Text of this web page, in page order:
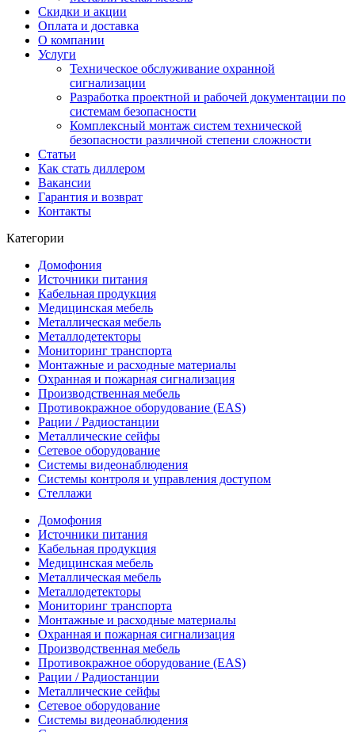
Скидки и акции
Оплата и доставка
О компании
Услуги
Техническое обслуживание охранной
сигнализации
Разработка проектной и рабочей документации по
системам безопасности
Комплексный монтаж систем технической
безопасности различной степени сложности
Статьи
Как стать диллером
Вакансии
Гарантия и возврат
Контакты
Категории
Домофония
Источники питания
Кабельная продукция
Медицинская мебель
Металлическая мебель
Металлодетекторы
Мониторинг транспорта
Монтажные и расходные материалы
Охранная и пожарная сигнализация
Производственная мебель
Противокражное оборудование (EAS)
Рации / Радиостанции
Металлические сейфы
Сетевое оборудование
Системы видеонаблюдения
Системы контроля и управления доступом
Стеллажи
Домофония
Источники питания
Кабельная продукция
Медицинская мебель
Металлическая мебель
Металлодетекторы
Мониторинг транспорта
Монтажные и расходные материалы
Охранная и пожарная сигнализация
Производственная мебель
Противокражное оборудование (EAS)
Рации / Радиостанции
Металлические сейфы
Сетевое оборудование
Системы видеонаблюдения